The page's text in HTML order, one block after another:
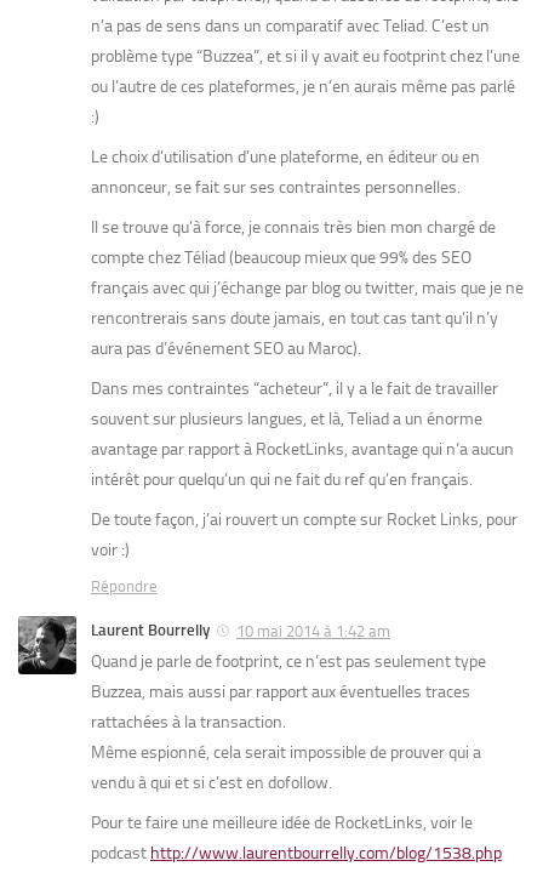
n’a pas de sens dans un comparatif avec Teliad. C’est un
problème type “Buzzea”, et si il y avait eu footprint chez l’une
ou l’autre de ces plateformes, je n’en aurais même pas parlé
:)
Le choix d’utilisation d’une plateforme, en éditeur ou en
annonceur, se fait sur ses contraintes personnelles.
Il se trouve qu’à force, je connais très bien mon chargé de
compte chez Téliad (beaucoup mieux que 99% des SEO
français avec qui j’échange par blog ou twitter, mais que je ne
rencontrerais sans doute jamais, en tout cas tant qu’il n’y
aura pas d’événement SEO au Maroc).
Dans mes contraintes “acheteur”, il y a le fait de travailler
souvent sur plusieurs langues, et là, Teliad a un énorme
avantage par rapport à RocketLinks, avantage qui n’a aucun
intérêt pour quelqu’un qui ne fait du ref qu’en français.
De toute façon, j’ai rouvert un compte sur Rocket Links, pour
voir :)
Répondre
Laurent Bourrelly 10 mai 2014 à 1:42 am
Quand je parle de footprint, ce n’est pas seulement type
Buzzea, mais aussi par rapport aux éventuelles traces
rattachées à la transaction.
Même espionné, cela serait impossible de prouver qui a
vendu à qui et si c’est en dofollow.
Pour te faire une meilleure idée de RocketLinks, voir le
podcast http://www.laurentbourrelly.com/blog/1538.php